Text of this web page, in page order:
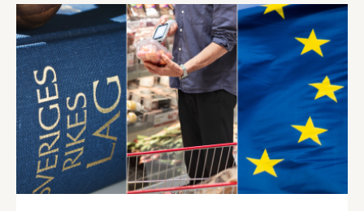
en motståndskraftig livsmedelsförsörjning", och
båda syftar till att bana väg för innovationer som
stärker Sveriges livsmedelsförsörjning.